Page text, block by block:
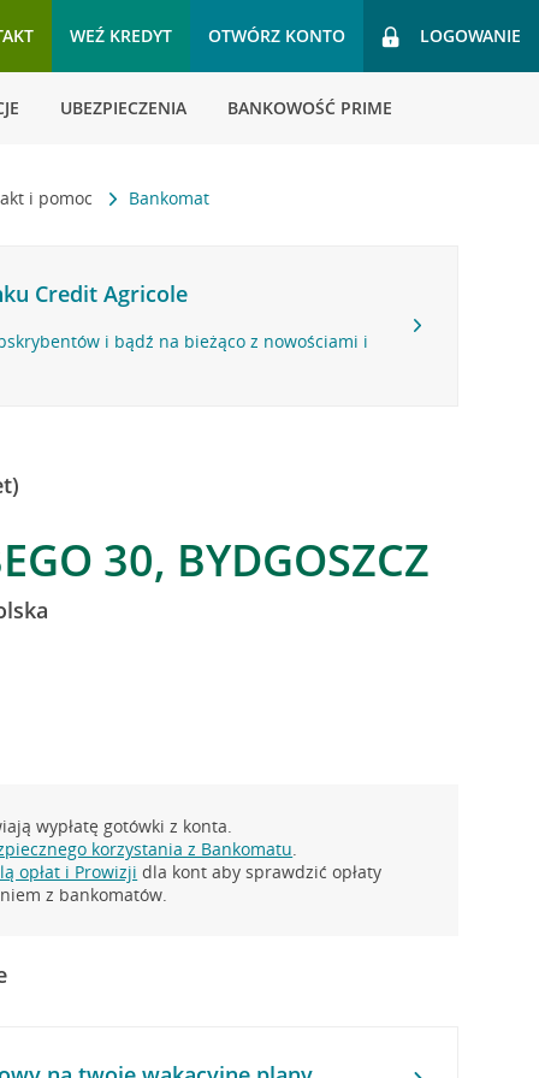
WEŹ KREDYT OTWÓRZ KONTO LOGOWANIE
UBEZPIECZENIA BANKOWOŚĆ PRIME
i pomoc Bankomat
Credit Agricole
i bądź na bieżąco z nowościami i
30, BYDGOSZCZ
wypłatę gotówki z konta.
korzystania z Bankomatu.
opłat i Prowizji dla kont aby sprawdzić opłaty
z bankomatów.